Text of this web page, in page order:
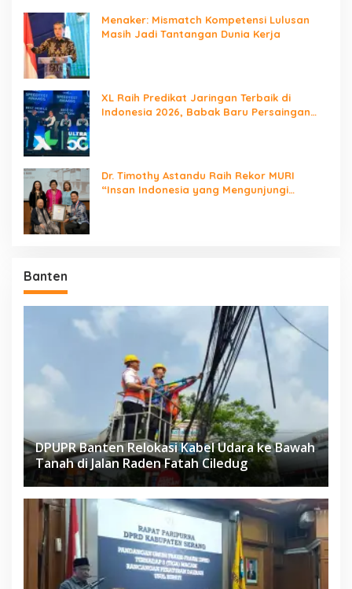
Menaker: Mismatch Kompetensi Lulusan
Masih Jadi Tantangan Dunia Kerja
XL Raih Predikat Jaringan Terbaik di
Indonesia 2026, Babak Baru Persaingan
Dr. Timothy Astandu Raih Rekor MURI
“Insan Indonesia yang Mengunjungi
Banten
DPUPR Banten Relokasi Kabel Udara ke Bawah
Tanah di Jalan Raden Fatah Ciledug